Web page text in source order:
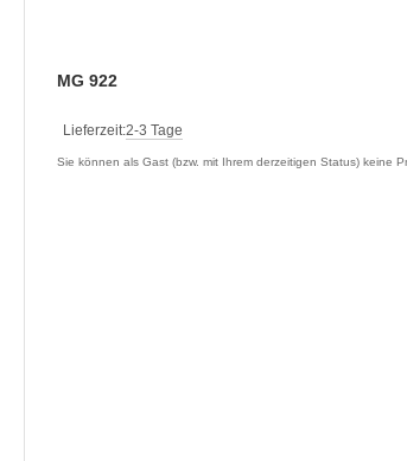
MG 922
Lieferzeit:2-3 Tage
Sie können als Gast (bzw. mit Ihrem derzeitigen Status) keine